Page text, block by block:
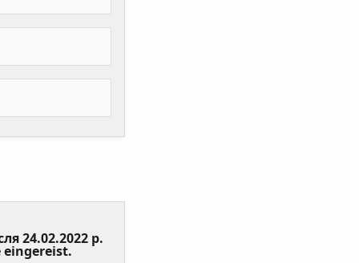
24.02.2022 р.
eingereist. (Value